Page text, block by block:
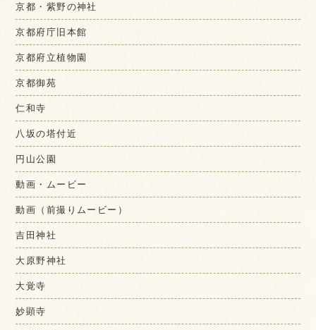
京都・紫野の神社
京都府庁旧本館
京都府立植物園
京都御苑
仁和寺
八坂の塔付近
円山公園
動画・ムービー
動画（前撮りムービー）
吉田神社
大原野神社
大覚寺
妙顕寺